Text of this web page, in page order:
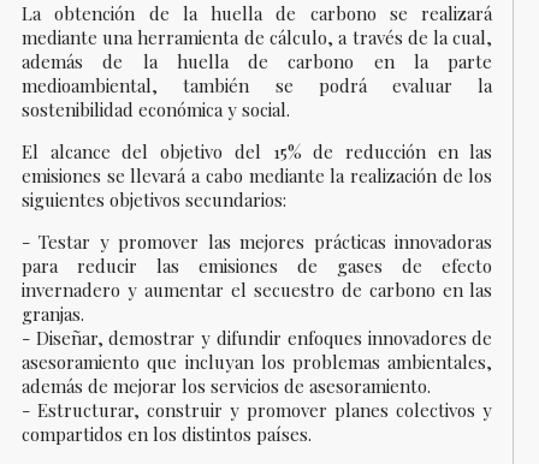
La obtención de la huella de carbono se realizar
mediante una herramienta de cálculo, a través de la cual,
además de la huella de carbono en la parte
medioambiental, también se podrá evaluar la
sostenibilidad económica y social.
El alcance del objetivo del 15% de reducción en las
emisiones se llevará a cabo mediante la realización de los
siguientes objetivos secundarios:
- Testar y promover las mejores prácticas innovadoras
para reducir las emisiones de gases de efecto
invernadero y aumentar el secuestro de carbono en las
granjas.
- Diseñar, demostrar y difundir enfoques innovadores de
asesoramiento que incluyan los problemas ambientales,
además de mejorar los servicios de asesoramiento.
- Estructurar, construir y promover planes colectivos y
compartidos en los distintos países.